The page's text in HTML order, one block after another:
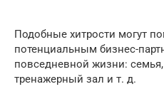
Подобные хитрости могут
потенциальным бизнес-
повседневной жизни:
тренажерный зал и т. д.